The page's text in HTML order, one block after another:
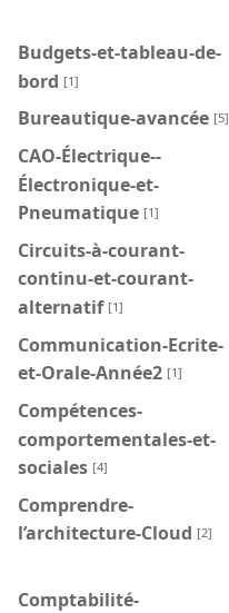
Budgets-et-tableau-de-
bord [1]
Bureautique-avancée [5]
CAO-Électrique--
Électronique-et-
Pneumatique [1]
Circuits-à-courant-
continu-et-courant-
alternatif [1]
Communication-Ecrite-
et-Orale-Année2 [1]
Compétences-
comportementales-et-
sociales [4]
Comprendre-
l’architecture-Cloud [2]
Comptabilité-